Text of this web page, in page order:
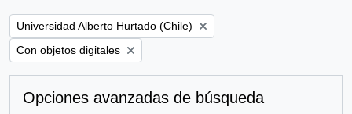
Remove filter:
Universidad Alberto Hurtado (Chile)
Remove filter:
Con objetos digitales
Opciones avanzadas de búsqueda